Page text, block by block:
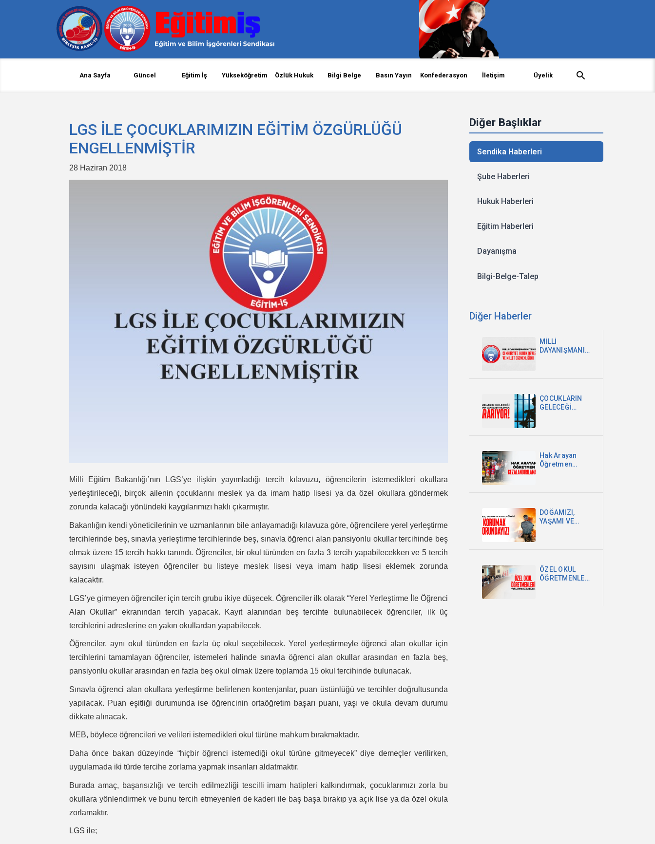
Ana Sayfa Güncel Eğitim İş Yükseköğretim Özlük Hukuk Bilgi Belge Basın Yayın Konfederasyon İletişim Üyelik
Diğer Başlıklar
Sendika Haberleri
Şube Haberleri
Hukuk Haberleri
Eğitim Haberleri
Dayanışma
Bilgi-Belge-Talep
Diğer Haberler
MİLLİ
DAYANIŞMANIN
MİLLET
EGEMENLİĞİDİR
ÇOCUKLARIN
GELECEĞİ
Hak Arayan
Öğretmen
DOĞAMIZI,
YAŞAMI VE
ÖZEL OKUL
ÖĞRETMENLERİ
LGS İLE ÇOCUKLARIMIZIN EĞİTİM ÖZGÜRLÜĞÜ
ENGELLENMİŞTİR
28 Haziran 2018
Milli Eğitim Bakanlığı’nın LGS’ye ilişkin yayımladığı tercih kılavuzu, öğrencilerin istemedikleri okullara
yerleştirileceği, birçok ailenin çocuklarını meslek ya da imam hatip lisesi ya da özel okullara göndermek
zorunda kalacağı yönündeki kaygılarımızı haklı çıkarmıştır.
Bakanlığın kendi yöneticilerinin ve uzmanlarının bile anlayamadığı kılavuza göre, öğrencilere yerel yerleştirme
tercihlerinde beş, sınavla yerleştirme tercihlerinde beş, sınavla öğrenci alan pansiyonlu okullar tercihinde beş
olmak üzere 15 tercih hakkı tanındı. Öğrenciler, bir okul türünden en fazla 3 tercih yapabilecekken ve 5 tercih
sayısını ulaşmak isteyen öğrenciler bu listeye meslek lisesi veya imam hatip lisesi eklemek zorunda
kalacaktır.
LGS’ye girmeyen öğrenciler için tercih grubu ikiye düşecek. Öğrenciler ilk olarak “Yerel Yerleştirme İle Öğrenci
Alan Okullar” ekranından tercih yapacak. Kayıt alanından beş tercihte bulunabilecek öğrenciler, ilk üç
tercihlerini adreslerine en yakın okullardan yapabilecek.
Öğrenciler, aynı okul türünden en fazla üç okul seçebilecek. Yerel yerleştirmeyle öğrenci alan okullar için
tercihlerini tamamlayan öğrenciler, istemeleri halinde sınavla öğrenci alan okullar arasından en fazla beş,
pansiyonlu okullar arasından en fazla beş okul olmak üzere toplamda 15 okul tercihinde bulunacak.
Sınavla öğrenci alan okullara yerleştirme belirlenen kontenjanlar, puan üstünlüğü ve tercihler doğrultusunda
yapılacak. Puan eşitliği durumunda ise öğrencinin ortaöğretim başarı puanı, yaşı ve okula devam durumu
dikkate alınacak.
MEB, böylece öğrencileri ve velileri istemedikleri okul türüne mahkum bırakmaktadır.
Daha önce bakan düzeyinde “hiçbir öğrenci istemediği okul türüne gitmeyecek” diye demeçler verilirken,
uygulamada iki türde tercihe zorlama yapmak insanları aldatmaktır.
Burada amaç, başarısızlığı ve tercih edilmezliği tescilli imam hatipleri kalkındırmak, çocuklarımızı zorla bu
okullara yönlendirmek ve bunu tercih etmeyenleri de kaderi ile baş başa bırakıp ya açık lise ya da özel okula
zorlamaktır.
LGS ile;